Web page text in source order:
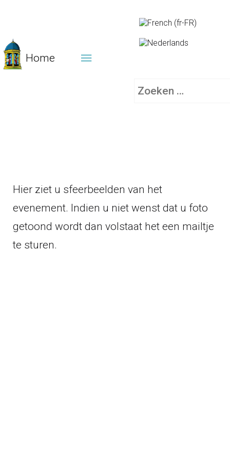
Home
Zoeken
Hier ziet u sfeerbeelden van het
evenement. Indien u niet wenst dat u foto
getoond wordt dan volstaat het een mailtje
te sturen.